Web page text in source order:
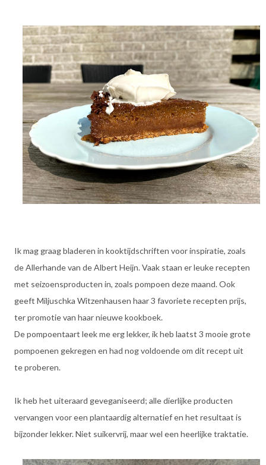
Ik mag graag bladeren in kooktijdschriften voor inspiratie, zoals
de Allerhande van de Albert Heijn. Vaak staan er leuke recepten
met seizoensproducten in, zoals pompoen deze maand. Ook
geeft Miljuschka Witzenhausen haar 3 favoriete recepten prijs,
ter promotie van haar nieuwe kookboek.
De pompoentaart leek me erg lekker, ik heb laatst 3 mooie grote
pompoenen gekregen en had nog voldoende om dit recept uit
te proberen.
Ik heb het uiteraard geveganiseerd; alle dierlijke producten
vervangen voor een plantaardig alternatief en het resultaat is
bijzonder lekker. Niet suikervrij, maar wel een heerlijke traktatie.